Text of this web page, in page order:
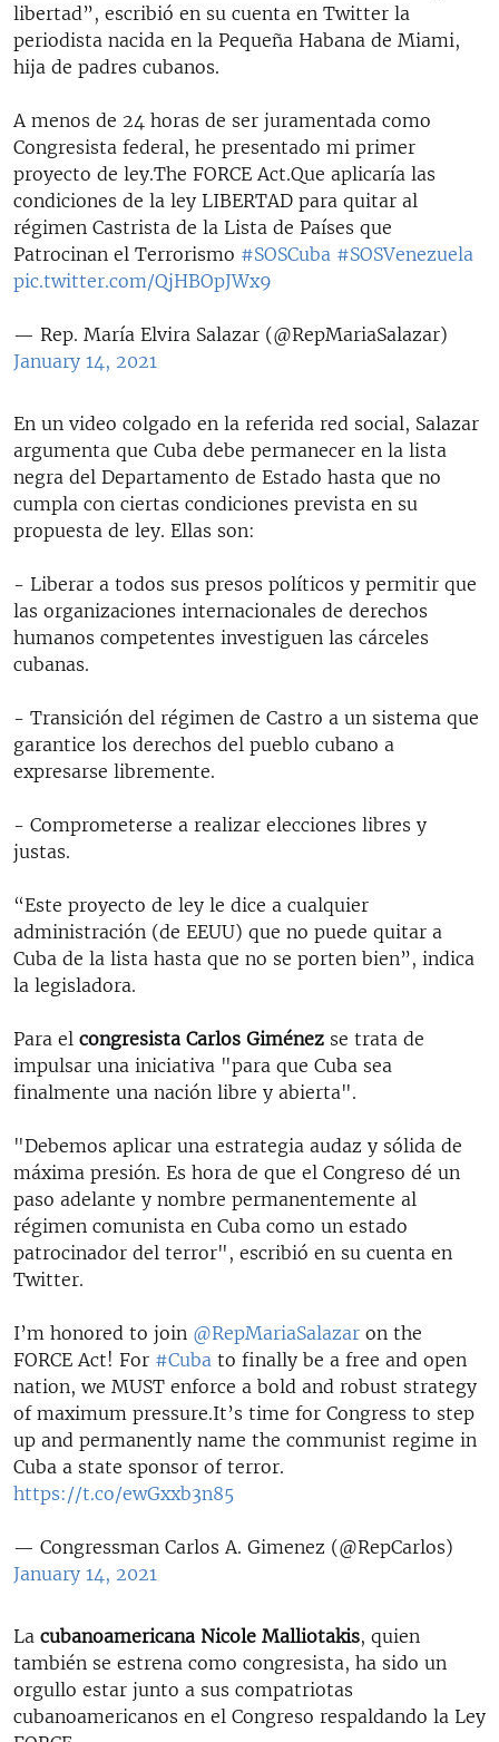
libertad”, escribió en su cuenta en Twitter la
periodista nacida en la Pequeña Habana de Miami,
hija de padres cubanos.
A menos de 24 horas de ser juramentada como
Congresista federal, he presentado mi primer
proyecto de ley.The FORCE Act.Que aplicaría las
condiciones de la ley LIBERTAD para quitar al
régimen Castrista de la Lista de Países que
Patrocinan el Terrorismo #SOSCuba #SOSVenezuela
pic.twitter.com/QjHBOpJWx9
— Rep. María Elvira Salazar (@RepMariaSalazar)
January 14, 2021
En un video colgado en la referida red social, Salazar
argumenta que Cuba debe permanecer en la lista
negra del Departamento de Estado hasta que no
cumpla con ciertas condiciones prevista en su
propuesta de ley. Ellas son:
- Liberar a todos sus presos políticos y permitir que
las organizaciones internacionales de derechos
humanos competentes investiguen las cárceles
cubanas.
- Transición del régimen de Castro a un sistema que
garantice los derechos del pueblo cubano a
expresarse libremente.
- Comprometerse a realizar elecciones libres y
justas.
“Este proyecto de ley le dice a cualquier
administración (de EEUU) que no puede quitar a
Cuba de la lista hasta que no se porten bien”, indica
la legisladora.
Para el congresista Carlos Giménez se trata de
impulsar una iniciativa "para que Cuba sea
finalmente una nación libre y abierta".
"Debemos aplicar una estrategia audaz y sólida de
máxima presión. Es hora de que el Congreso dé un
paso adelante y nombre permanentemente al
régimen comunista en Cuba como un estado
patrocinador del terror", escribió en su cuenta en
Twitter.
I’m honored to join @RepMariaSalazar on the
FORCE Act! For #Cuba to finally be a free and open
nation, we MUST enforce a bold and robust strategy
of maximum pressure.It’s time for Congress to step
up and permanently name the communist regime in
Cuba a state sponsor of terror.
https://t.co/ewGxxb3n85
— Congressman Carlos A. Gimenez (@RepCarlos)
January 14, 2021
La cubanoamericana Nicole Malliotakis, quien
también se estrena como congresista, ha sido un
orgullo estar junto a sus compatriotas
cubanoamericanos en el Congreso respaldando la Ley